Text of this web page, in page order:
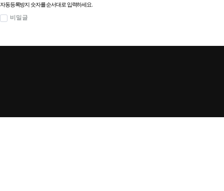
자동등록방지 숫자를 순서대로 입력하세요.
비밀글